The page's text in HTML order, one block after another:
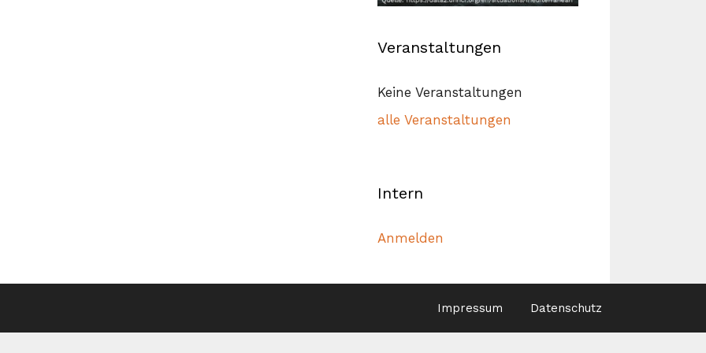
Veranstaltungen
Keine Veranstaltungen
alle Veranstaltungen
Intern
Anmelden
Impressum Datenschutz